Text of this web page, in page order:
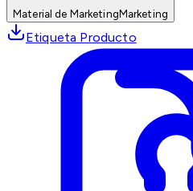
Material de MarketingMarketing
Etiqueta Producto